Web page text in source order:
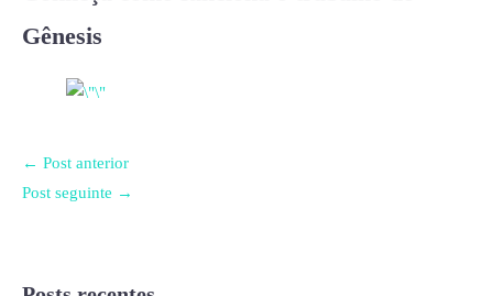
Gênesis
← Post anterior
Post seguinte →